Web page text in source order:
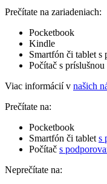
Prečítate na zariadeniach:
Pocketbook
Kindle
Smartfón či tablet s
Počítač s
Viac informácií v našich
Prečítate na:
Pocketbook
Smartfón či tablet s
Počítač s
Neprečítate na: